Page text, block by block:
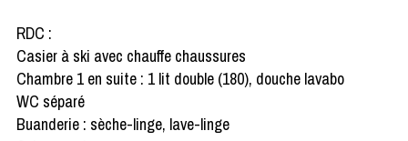
RDC :
Casier à ski avec chauffe chaussures
Chambre 1 en suite : 1 lit double (180), douche lavabo
WC séparé
Buanderie : sèche-linge, lave-linge